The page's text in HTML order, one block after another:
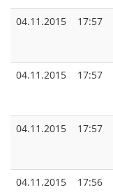
04.11.2015
17:57
04.11.2015
17:57
04.11.2015
17:57
04.11.2015
17:56